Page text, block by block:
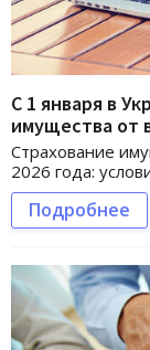
С 1 января в
имущества от
Страхование
2026 года:
Подробнее